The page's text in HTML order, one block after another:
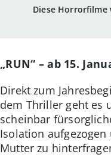
Diese Horrorfilme
„RUN“ – ab 15.
Direkt zum
dem Thriller geht es
scheinbar
Isolation
Mutter zu